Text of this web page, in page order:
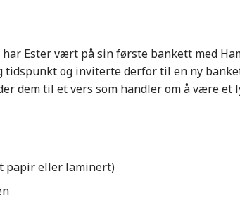
Ester vært på sin første bankett med
og inviterte derfor til en ny
dem til et vers som handler om å være et
papir eller laminert)